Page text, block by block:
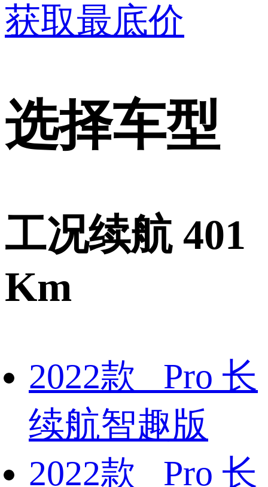
获取最底价
选择车型
工况续航 401
Km
2022款 Pro 长
续航智趣版
2022款 Pro 长